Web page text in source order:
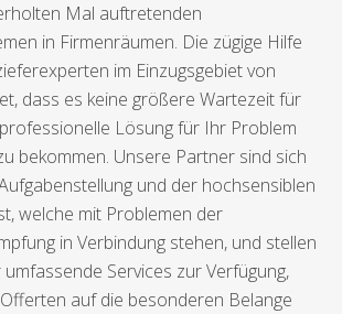
Mal auftretenden
in Firmenräumen. Die zügige Hilfe
im Einzugsgebiet von
dass es keine größere Wartezeit für
Lösung für Ihr Problem
bekommen. Unsere Partner sind sich
und der hochsensiblen
welche mit Problemen der
in Verbindung stehen, und stellen
Services zur Verfügung,
auf die besonderen Belange